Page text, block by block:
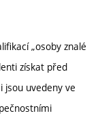
„osoby znalé
získat před
jsou uvedeny ve